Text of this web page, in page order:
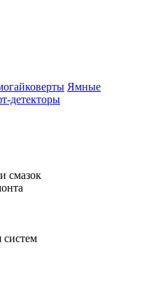
Ямные
детекторы
смазок
систем